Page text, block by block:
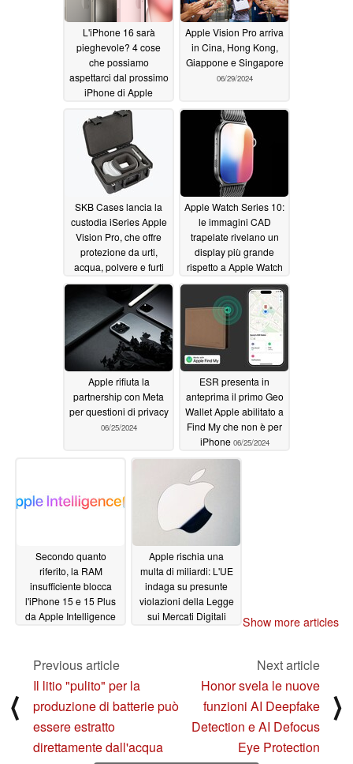
L'iPhone 16 sarà
pieghevole? 4 cose
che possiamo
aspettarci dal prossimo
iPhone di Apple
06/29/2024
Apple Vision Pro arriva
in Cina, Hong Kong,
Giappone e Singapore
06/29/2024
SKB Cases lancia la
custodia iSeries Apple
Vision Pro, che offre
protezione da urti,
acqua, polvere e furti
06/27/2024
Apple Watch Series 10:
le immagini CAD
trapelate rivelano un
display più grande
rispetto a Apple Watch
Ultra ma cambiamenti
minimi nel design
06/27/2024
Apple rifiuta la
partnership con Meta
per questioni di privacy
06/25/2024
ESR presenta in
anteprima il primo Geo
Wallet Apple abilitato a
Find My che non è per
iPhone 06/25/2024
Secondo quanto
riferito, la RAM
insufficiente blocca
l'iPhone 15 e 15 Plus
da Apple Intelligence
Apple rischia una
multa di miliardi: L'UE
indaga su presunte
violazioni della Legge
sui Mercati Digitali
Show more articles
⟨
Previous article
Il litio "pulito" per la
produzione di batterie può
essere estratto
direttamente dall'acqua
Next article
Honor svela le nuove
funzioni AI Deepfake
Detection e AI Defocus
Eye Protection
⟩